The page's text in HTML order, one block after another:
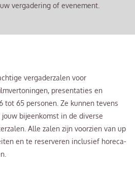
vergadering of evenement.
vergaderzalen voor
presentaties en
tot 65 personen. Ze kunnen tevens
bijeenkomst in de diverse
Alle zalen zijn voorzien van up
en te reserveren inclusief horeca-